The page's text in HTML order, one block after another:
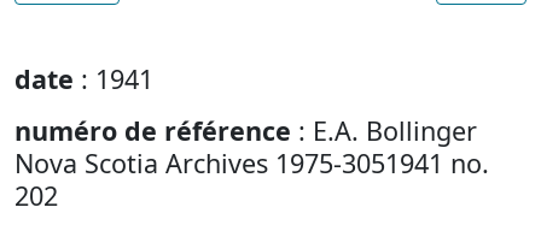
date : 1941
numéro de référence : E.A. Bollinger
Nova Scotia Archives 1975-3051941 no.
202